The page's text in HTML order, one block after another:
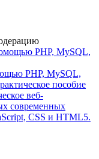
PHP, MySQL,
пособие
веб-
современных
CSS и HTML5.